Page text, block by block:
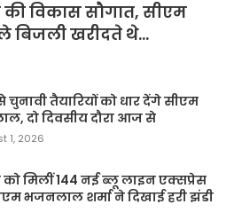
की विकास सौगात, सीएम
खरीदते थे…
चुनावी तैयारियों को धार देंगे सीएम
दो दिवसीय दौरा आज से
1, 2026
को मिलीं 144 नई ब्लू लाइन एक्सप्रेस
भजनलाल शर्मा ने दिखाई हरी झंडी